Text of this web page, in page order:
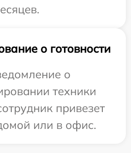
о готовности
о
техники
привезет
или в офис.